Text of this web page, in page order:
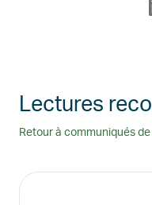
Lectures
Retour à communiqués